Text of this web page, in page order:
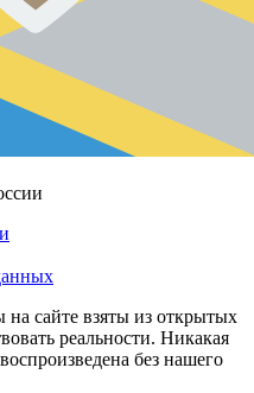
сайте взяты из открытых
реальности. Никакая
без нашего